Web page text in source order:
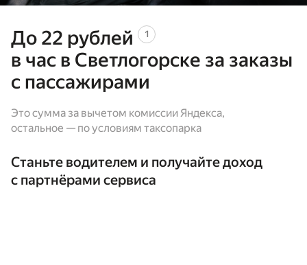
До 22 рублей 1
в час в Светлогорске за заказы
с пассажирами
Это сумма за вычетом комиссии Яндекса,
остальное — по условиям таксопарка
Станьте водителем и получайте доход
с партнёрами сервиса